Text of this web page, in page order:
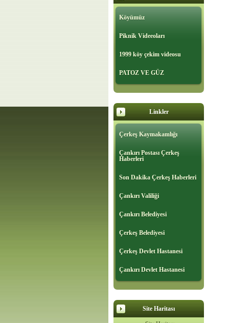
Köyümüz
Piknik Videeoları
1999 köy çekim videosu
PATOZ VE GÜZ
Linkler
Çerkeş Kaymakamlığı
Çankırı Postası Çerkeş
Haberleri
Son Dakika Çerkeş Haberleri
Çankırı Valiliği
Çankırı Belediyesi
Çerkeş Belediyesi
Çerkeş Devlet Hastanesi
Çankırı Devlet Hastanesi
Site Haritası